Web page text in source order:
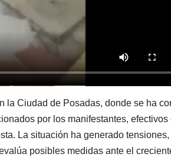
la Ciudad de Posadas, donde se ha
por los manifestantes, efectivos
La situación ha generado
posibles medidas ante el